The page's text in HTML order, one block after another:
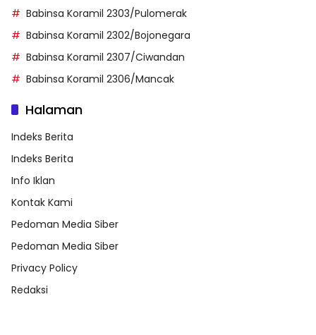
Babinsa Koramil 2303/Pulomerak
Babinsa Koramil 2302/Bojonegara
Babinsa Koramil 2307/Ciwandan
Babinsa Koramil 2306/Mancak
Halaman
Indeks Berita
Indeks Berita
Info Iklan
Kontak Kami
Pedoman Media Siber
Pedoman Media Siber
Privacy Policy
Redaksi